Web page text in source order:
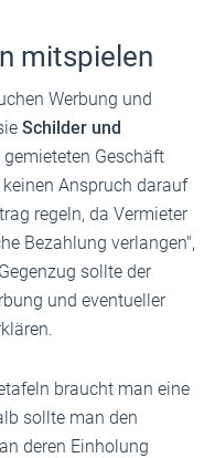
mitspielen
Werbung und
Schilder und
Geschäft
Anspruch darauf
regeln, da Vermieter
Bezahlung verlangen",
sollte der
und eventueller
braucht man eine
sollte man den
deren Einholung